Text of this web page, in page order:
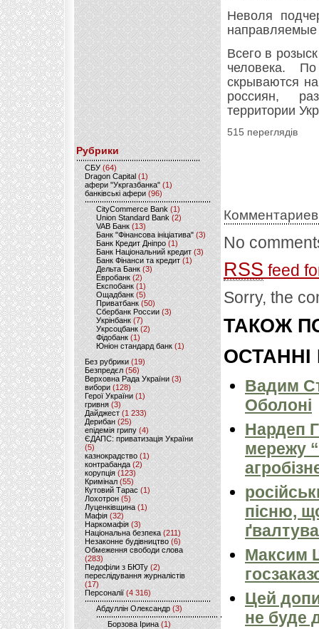
Рубрики
CБУ (64)
Dragon Capital (1)
афери "Укргазбанка" (1)
банківські афери (96)
CityCommerce Bank (1)
Union Standard Bank (2)
VAB Банк (13)
Банк "Фінансова ініціатива" (3)
Банк Кредит Дніпро (1)
Банк Національний кредит (3)
Банк Фінанси та кредит (1)
Дельта Банк (3)
Евробанк(2)
Експобанк (1)
Ощадбанк(5)
Приватбанк (50)
Сбербанк России (3)
Укрінбанк(7)
Укрсоцбанк (2)
Фідобанк (1)
Юніон стандард банк(1)
Без рубрики (19)
Безпредєл(56)
Верховна Рада України (3)
вибори(128)
Герої України(1)
гривня (3)
Дайджест (1 233)
Дерибан (25)
епідемія грипу (4)
ЄДАПС: приватизація України
(5)
казнокрадство (1)
контрабанда (2)
корупція (123)
Кримінал (55)
Кутовий Тарас (1)
Лохотрон(5)
Луценківщина (1)
Мафія (32)
Наркомафія (3)
Національна безпека (211)
Незаконне будівництво(6)
Обмеження свободи слова
(283)
Педофіли з БЮТу (2)
переслідування журналістів
(17)
Персоналії (4 316)
Абдуллін Олександр (3)
Борзова Ірина(1)
Неволя
направляемые
Всего в
человека.
скрываются
россиян,
территории
515 переглядів
No
RSS feed
Sorry, the
ТАКОЖ
ОСТАННІ
Вадим
Оболоні
Нардеп
мережу
пісню,
Максим
Цей
не буде